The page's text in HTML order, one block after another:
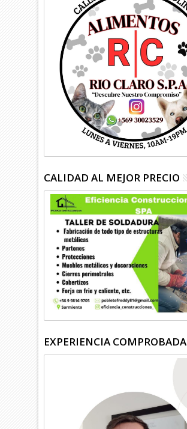
CALIDAD AL MEJOR PRECIO
EXPERIENCIA COMPROBADA